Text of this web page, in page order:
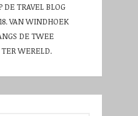
DE TRAVEL BLOG
VAN WINDHOEK
DE TWEE
WERELD.